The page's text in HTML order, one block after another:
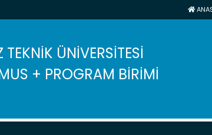
TEKNİK ÜNİVERSİTESİ
+ PROGRAM BİRİMİ